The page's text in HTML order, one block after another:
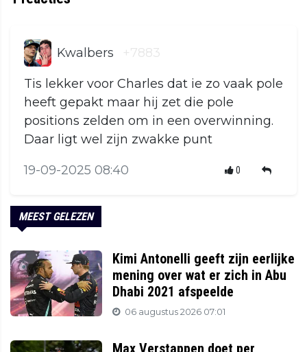
Kwalbers +7883
Tis lekker voor Charles dat ie zo vaak pole
heeft gepakt maar hij zet die pole
positions zelden om in een overwinning.
Daar ligt wel zijn zwakke punt
19-09-2025 08:40 0
MEEST GELEZEN
Kimi Antonelli geeft zijn eerlijke
mening over wat er zich in Abu
Dhabi 2021 afspeelde
06 augustus 2026 07:01